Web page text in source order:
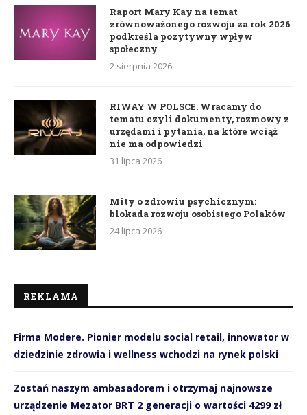
Raport Mary Kay na temat
zrównoważonego rozwoju za rok 2026
podkreśla pozytywny wpływ
społeczny
2 sierpnia 2026
RIWAY W POLSCE. Wracamy do
tematu czyli dokumenty, rozmowy z
urzędami i pytania, na które wciąż
nie ma odpowiedzi
31 lipca 2026
Mity o zdrowiu psychicznym:
blokada rozwoju osobistego Polaków
24 lipca 2026
REKLAMA
Firma Modere. Pionier modelu social retail, innowator w
dziedzinie zdrowia i wellness wchodzi na rynek polski
Zostań naszym ambasadorem i otrzymaj najnowsze
urządzenie Mezator BRT 2 generacji o wartości 4299 zł